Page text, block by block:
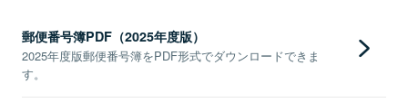
郵便番号簿PDF（2025年度版）
2025年度版郵便番号簿をPDF形式でダウンロードできま
す。